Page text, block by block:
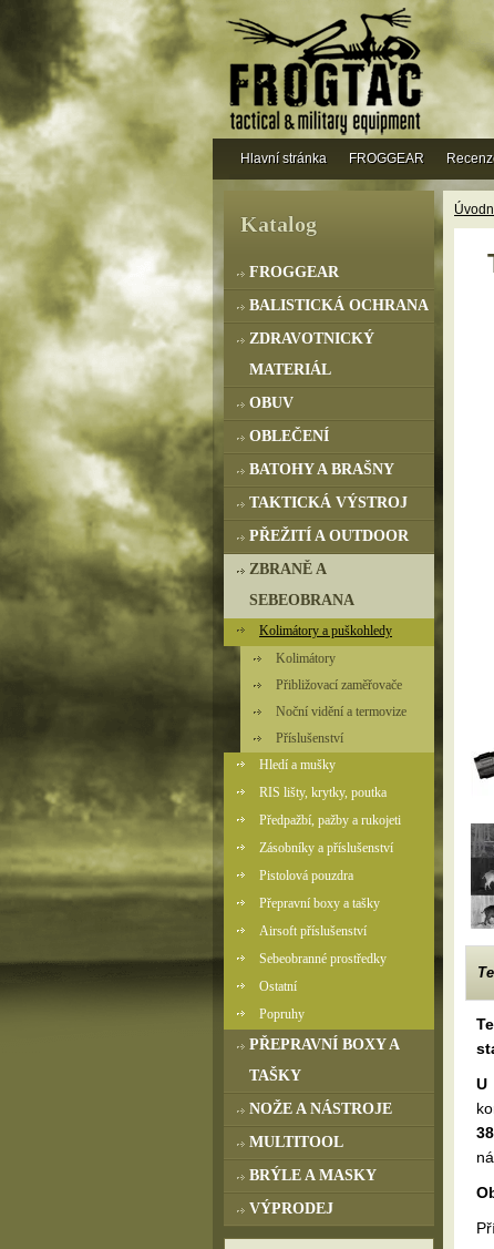
U
Katalog
FROGGEAR
BALISTICKÁ OCHRANA
ZDRAVOTNICKÝ
MATERIÁL
OBUV
OBLEČENÍ
BATOHY A BRAŠNY
TAKTICKÁ VÝSTROJ
PŘEŽITÍ A OUTDOOR
ZBRANĚ A
SEBEOBRANA
Kolimátory a puškohledy
Kolimátory
Přibližovací zaměřovače
Noční vidění a termovize
Příslušenství
Hledí a mušky
RIS lišty, krytky, poutka
Předpažbí, pažby a rukojeti
Zásobníky a příslušenství
Pistolová pouzdra
Přepravní boxy a tašky
Airsoft příslušenství
Sebeobranné prostředky
Ostatní
Popruhy
PŘEPRAVNÍ BOXY A
TAŠKY
NOŽE A NÁSTROJE
MULTITOOL
BRÝLE A MASKY
VÝPRODEJ
Hlavní stránka FROGGEAR